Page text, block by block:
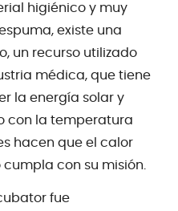
higiénico y muy
existe una
un recurso utilizado
médica, que tiene
la energía solar y
con la temperatura
hacen que el calor
con su misión.
fue